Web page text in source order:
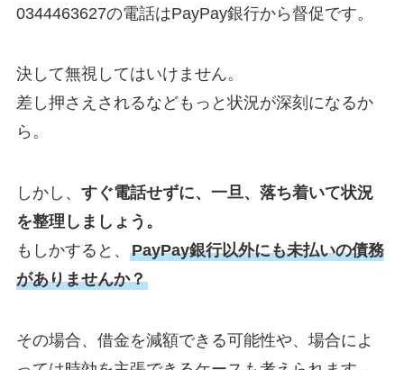
0344463627の電話はPayPay銀行から督促です。
決して無視してはいけません。
差し押さえされるなどもっと状況が深刻になるか
ら。
しかし、 すぐ電話せずに、一旦、落ち着いて状況
を整理しましょう。
もしかすると、 PayPay銀行以外にも未払いの債務
がありませんか？
​その場合、借金を減額できる可能性や、場合によ